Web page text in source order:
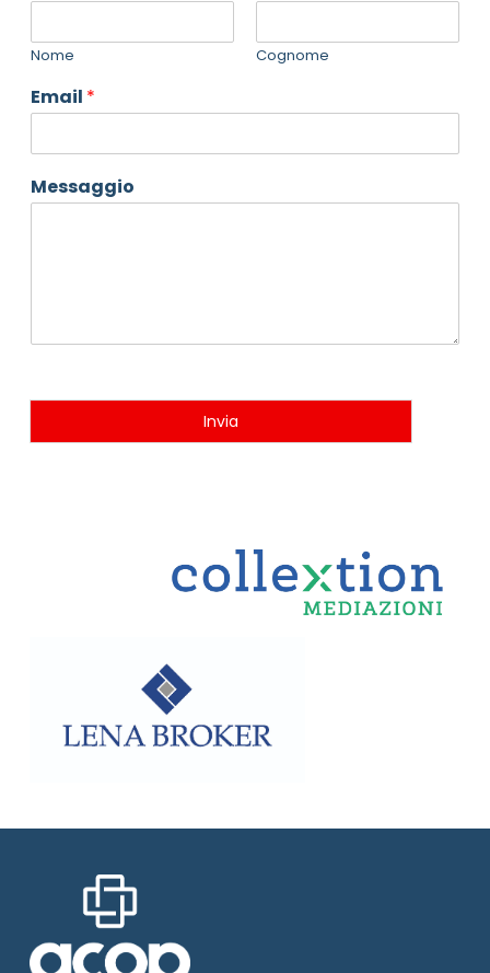
Nome Cognome
Email *
Messaggio
Invia